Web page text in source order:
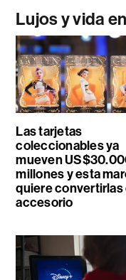
Lujos y vida
Las tarjetas
coleccionables ya
mueven
millones y esta
quiere convertirlas
accesorio